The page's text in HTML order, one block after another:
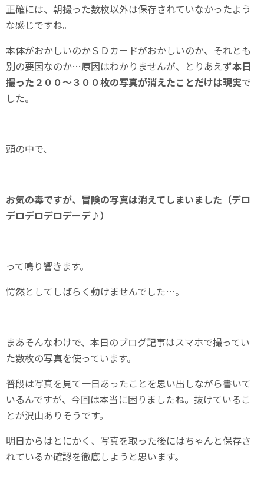
正確には、朝撮った数枚以外は保存されていなかったよう
な感じですね。
本体がおかしいのかＳＤカードがおかしいのか、それとも
別の要因なのか…原因はわかりませんが、とりあえず本日
撮った２００～３００枚の写真が消えたことだけは現実で
した。
頭の中で、
お気の毒ですが、冒険の写真は消えてしまいました（デロ
デロデロデロデーデ♪）
って鳴り響きます。
愕然としてしばらく動けませんでした…。
まあそんなわけで、本日のブログ記事はスマホで撮ってい
た数枚の写真を使っています。
普段は写真を見て一日あったことを思い出しながら書いて
いるんですが、今回は本当に困りましたね。抜けているこ
とが沢山ありそうです。
明日からはとにかく、写真を取った後にはちゃんと保存さ
れているか確認を徹底しようと思います。